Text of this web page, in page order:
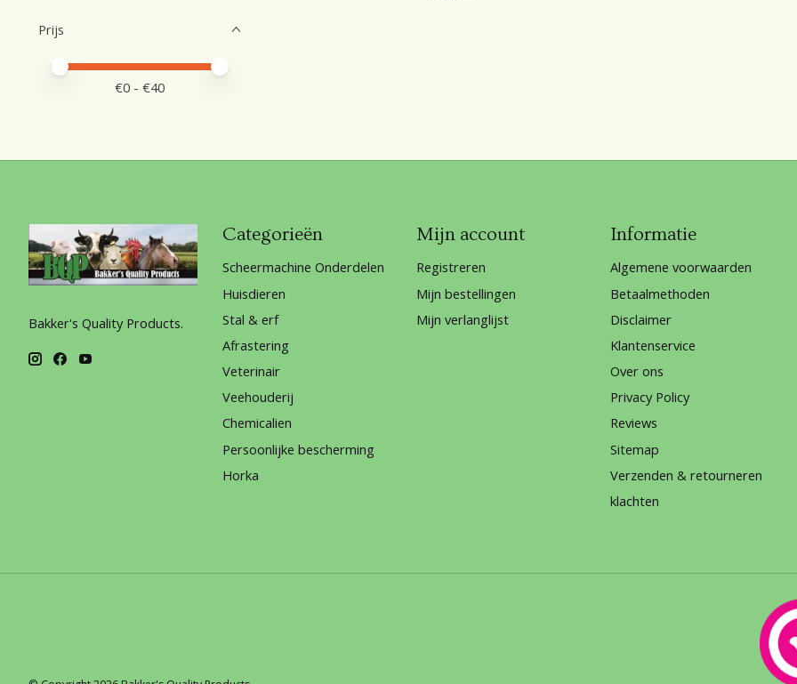
Prijs
Minimale prijswaarde
Price maximum value
€0 - €40
Bakker's Quality Products.
Categorieën
Scheermachine Onderdelen
Huisdieren
Stal & erf
Afrastering
Veterinair
Veehouderij
Chemicalien
Persoonlijke bescherming
Horka
Mijn account
Registreren
Mijn bestellingen
Mijn verlanglijst
Informatie
Algemene voorwaarden
Betaalmethoden
Disclaimer
Klantenservice
Over ons
Privacy Policy
Reviews
Sitemap
Verzenden & retourneren
klachten